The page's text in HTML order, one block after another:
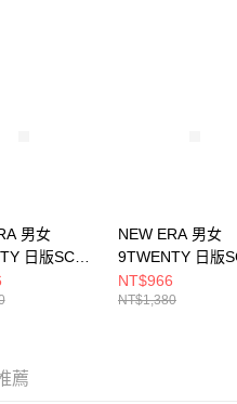
個別帳號之用戶狀況，依本公司即
男女
日版SCW
NEW ERA 男女
9TWENTY 日版
NE NE14201382
NT$966
NT$1,380
薦